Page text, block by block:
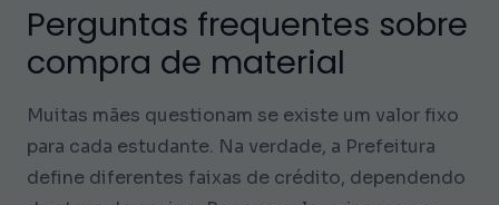
Perguntas frequentes sobre
compra de material
Muitas mães questionam se existe um valor fixo
para cada estudante. Na verdade, a Prefeitura
define diferentes faixas de crédito, dependendo